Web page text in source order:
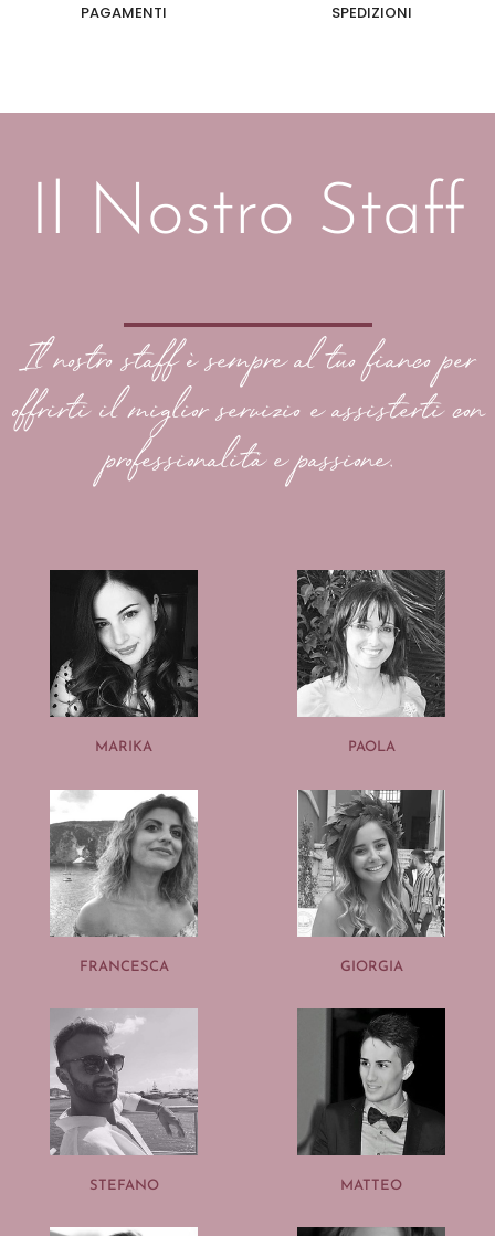
PAGAMENTI SPEDIZIONI
Il Nostro Staff
Il nostro staff è sempre al tuo fianco per
offrirti il miglior servizio e assisterti con
professionalità e passione.
MARIKA PAOLA
FRANCESCA GIORGIA
STEFANO MATTEO